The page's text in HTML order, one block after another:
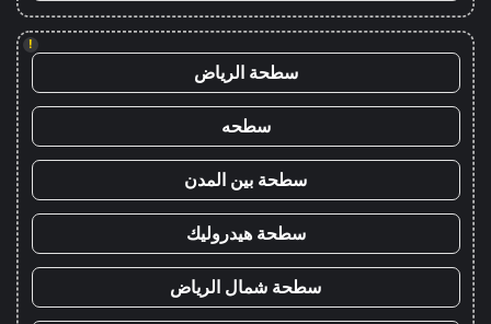
!
سطحة الرياض
سطحه
سطحة بين المدن
سطحة هيدروليك
سطحة شمال الرياض